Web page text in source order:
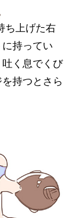
ち上げた右
持ってい
く息でくび
持つとさら